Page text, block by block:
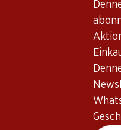
Corvina Veronese